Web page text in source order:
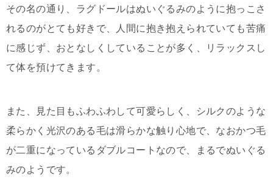
その名の通り、ラグドールはぬいぐるみのように抱っこさ
れるのがとても好きで、人間に抱き抱えられていても苦痛
に感じず、おとなしくしていることが多く、リラックスし
て体を預けてきます。
また、見た目もふわふわして可愛らしく、シルクのような
柔らかく光沢のある毛は滑らかな触り心地で、なおかつ毛
が二重になっているダブルコートなので、まるでぬいぐる
みのようです。